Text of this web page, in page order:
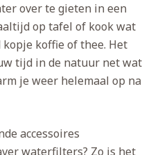
over te gieten in een
op tafel of kook wat
koffie of thee. Het
tijd in de natuur net wat
je weer helemaal op na
accessoires
waterfilters? Zo is het